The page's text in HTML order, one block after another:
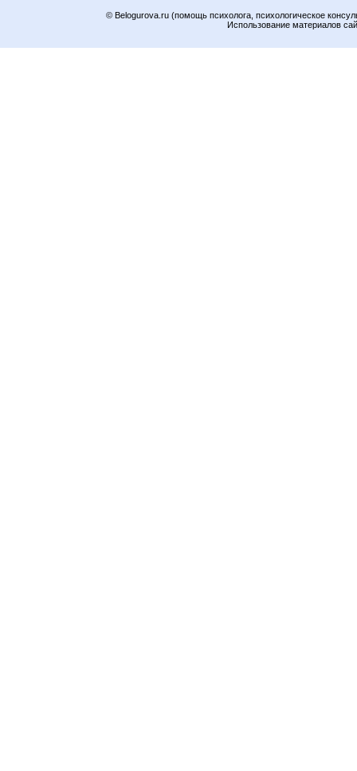
© Belogurova.ru (помощь психолога, психологическое
Использование материалов